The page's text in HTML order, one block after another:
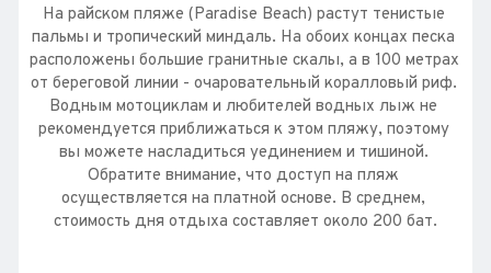
На райском пляже (Paradise Beach) растут тенистые
пальмы и тропический миндаль. На обоих концах песка
расположены большие гранитные скалы, а в 100 метрах
от береговой линии - очаровательный коралловый риф.
Водным мотоциклам и любителей водных лыж не
рекомендуется приближаться к этом пляжу, поэтому
вы можете насладиться уединением и тишиной.
Обратите внимание, что доступ на пляж
осуществляется на платной основе. В среднем,
стоимость дня отдыха составляет около 200 бат.